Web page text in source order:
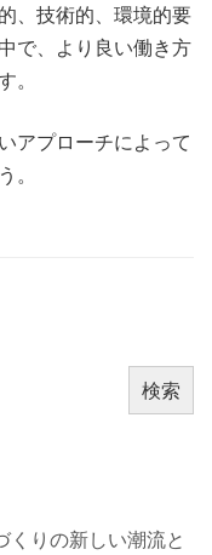
、技術的、環境的要
で、より良い働き方
。
アプローチによって
。
検索
くりの新しい潮流と